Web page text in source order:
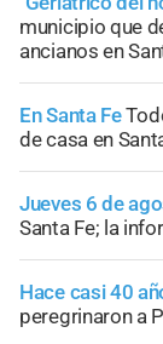
municipio que
ancianos en
En Santa Fe
de casa en
Jueves 6 de
Santa Fe; la
Hace casi 40
peregrinaron a